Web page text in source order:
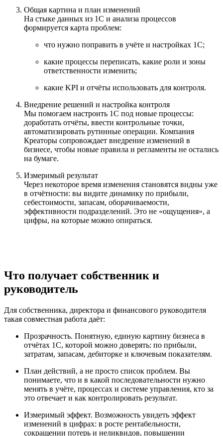
Общая картина и план изменений
На стыке данных из 1С и анализа процессов
формируется карта проблем:
что нужно поправить в учёте и настройках 1С;
какие процессы переписать, какие роли и зоны
ответственности изменить;
какие KPI и отчёты использовать для контроля.
Внедрение решений и настройка контроля
Мы помогаем настроить 1С под новые процессы:
доработать отчёты, ввести контрольные точки,
автоматизировать рутинные операции. Компания
Креаторы сопровождает внедрение изменений в
бизнесе, чтобы новые правила и регламенты не остались
на бумаге.
Измеримый результат
Через некоторое время изменения становятся видны уже
в отчётности: вы видите динамику по прибыли,
себестоимости, запасам, оборачиваемости,
эффективности подразделений. Это не «ощущения», а
цифры, на которые можно опираться.
Что получает собственник и
руководитель
Для собственника, директора и финансового руководителя
такая совместная работа даёт:
Прозрачность. Понятную, единую картину бизнеса в
отчётах 1С, которой можно доверять: по прибыли,
затратам, запасам, дебиторке и ключевым показателям.
План действий, а не просто список проблем. Вы
понимаете, что и в какой последовательности нужно
менять в учёте, процессах и системе управления, кто за
это отвечает и как контролировать результат.
Измеримый эффект. Возможность увидеть эффект
изменений в цифрах: в росте рентабельности,
сокращении потерь и неликвидов, повышении